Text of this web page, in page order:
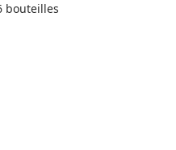
bouteilles